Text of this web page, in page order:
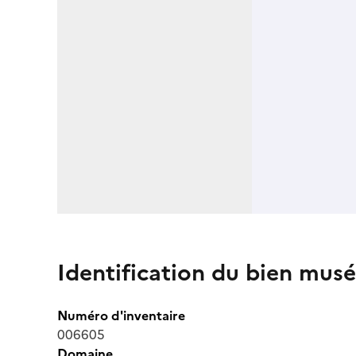
Identification du bien
Numéro d'inventaire
006605